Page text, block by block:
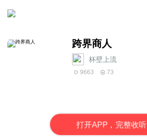
跨界商人
杯壁上流
9663 73
打开APP，完整收听